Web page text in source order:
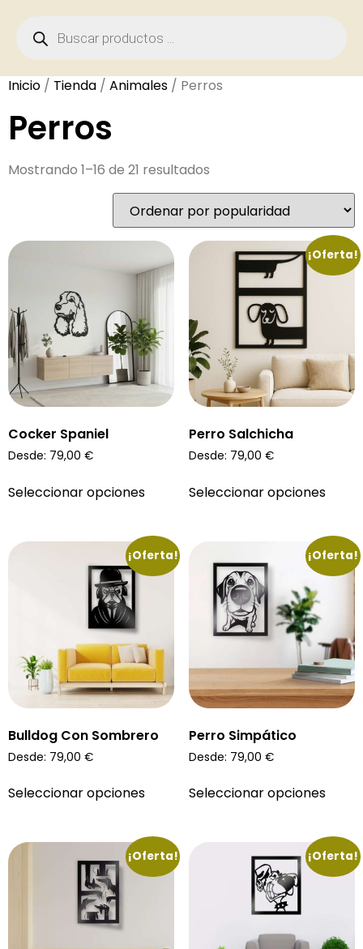
Inicio / Tienda / Animales / Perros
Perros
Mostrando 1–16 de 21 resultados
Cocker Spaniel
Desde: 79,00 €
Seleccionar opciones
¡Oferta!
Perro Salchicha
Desde: 79,00 €
Seleccionar opciones
¡Oferta!
Bulldog Con Sombrero
Desde: 79,00 €
Seleccionar opciones
¡Oferta!
Perro Simpático
Desde: 79,00 €
Seleccionar opciones
¡Oferta! ¡Oferta!